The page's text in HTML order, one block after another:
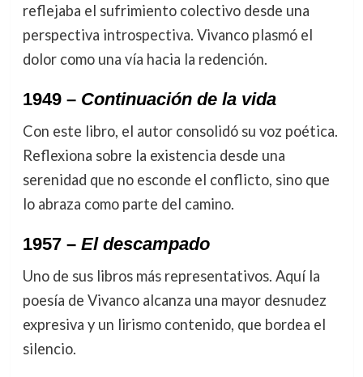
reflejaba el sufrimiento colectivo desde una
perspectiva introspectiva. Vivanco plasmó el
dolor como una vía hacia la redención.
1949 – Continuación de la vida
Con este libro, el autor consolidó su voz poética.
Reflexiona sobre la existencia desde una
serenidad que no esconde el conflicto, sino que
lo abraza como parte del camino.
1957 – El descampado
Uno de sus libros más representativos. Aquí la
poesía de Vivanco alcanza una mayor desnudez
expresiva y un lirismo contenido, que bordea el
silencio.